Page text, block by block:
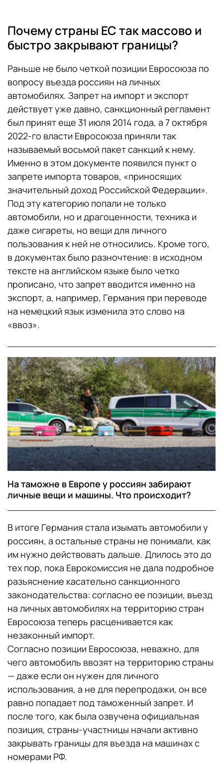
Почему страны ЕС так массово и
быстро закрывают границы?
Раньше не было четкой позиции Евросоюза по
вопросу въезда россиян на личных
автомобилях. Запрет на импорт и экспорт
действует уже давно, санкционный регламент
был принят еще 31 июля 2014 года, а 7 октября
2022-го власти Евросоюза приняли так
называемый восьмой пакет санкций к нему.
Именно в этом документе появился пункт о
запрете импорта товаров, «приносящих
значительный доход Российской Федерации».
Под эту категорию попали не только
автомобили, но и драгоценности, техника и
даже сигареты, но вещи для личного
пользования к ней не относились. Кроме того,
в документах было разночтение: в исходном
тексте на английском языке было четко
прописано, что запрет вводится именно на
экспорт, а, например, Германия при переводе
на немецкий язык изменила это слово на
«ввоз».
На таможне в Европе у россиян забирают
личные вещи и машины. Что происходит?
В итоге Германия стала изымать автомобили у
россиян, а остальные страны не понимали, как
им нужно действовать дальше. Длилось это до
тех пор, пока Еврокомиссия не дала подробное
разъяснение касательно санкционного
законодательства: согласно ее позиции, въезд
на личных автомобилях на территорию стран
Евросоюза теперь расценивается как
незаконный импорт.
Согласно позиции Евросоюза, неважно, для
чего автомобиль ввозят на территорию страны
— даже если он нужен для личного
использования, а не для перепродажи, он все
равно попадает под таможенный запрет. И
после того, как была озвучена официальная
позиция, страны-участницы начали активно
закрывать границы для въезда на машинах с
номерами РФ.